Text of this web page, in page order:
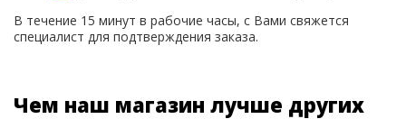
В течение 15 минут в рабочие часы, с Вами свяжется
специалист для подтверждения заказа.
Чем наш магазин лучше других